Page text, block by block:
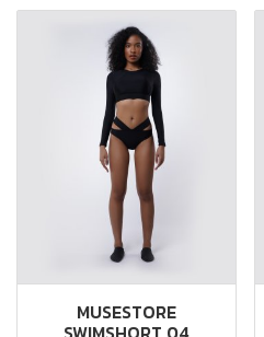
MUSESTORE